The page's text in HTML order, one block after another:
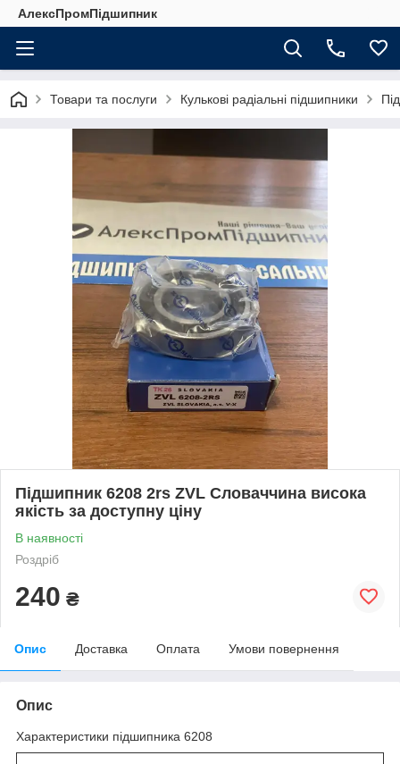
АлексПромПідшипник
Товари та послуги Кулькові радіальні підшипники
Підшипник 6208 2rs ZVL Словаччина висока
якість за доступну ціну
В наявності
Роздріб
240 ₴
Опис Доставка Оплата Умови повернення
Опис
Характеристики підшипника 6208